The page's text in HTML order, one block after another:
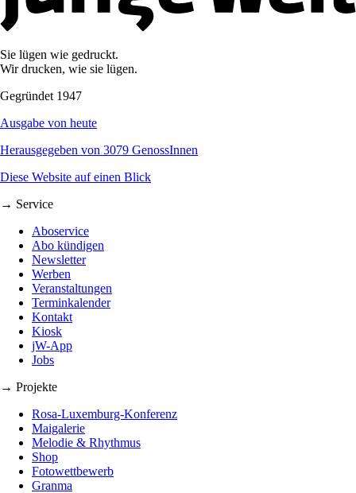
Sie lügen wie gedruckt.
Wir drucken, wie sie lügen.
Gegründet 1947
Ausgabe von heute
Herausgegeben von 3079 GenossInnen
Diese Website auf einen Blick
→ Service
Aboservice
Abo kündigen
Newsletter
Werben
Veranstaltungen
Terminkalender
Kontakt
Kiosk
jW-App
Jobs
→ Projekte
Rosa-Luxemburg-Konferenz
Maigalerie
Melodie & Rhythmus
Shop
Fotowettbewerb
Granma